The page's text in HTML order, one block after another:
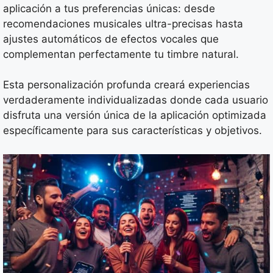
aplicación a tus preferencias únicas: desde
recomendaciones musicales ultra-precisas hasta
ajustes automáticos de efectos vocales que
complementan perfectamente tu timbre natural.
Esta personalización profunda creará experiencias
verdaderamente individualizadas donde cada usuario
disfruta una versión única de la aplicación optimizada
específicamente para sus características y objetivos.